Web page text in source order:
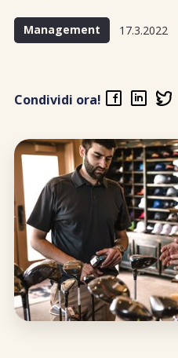
Management 17.3.2022
Condividi ora!